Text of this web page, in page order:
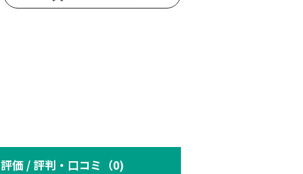
評価 / 評判・口コミ（0)